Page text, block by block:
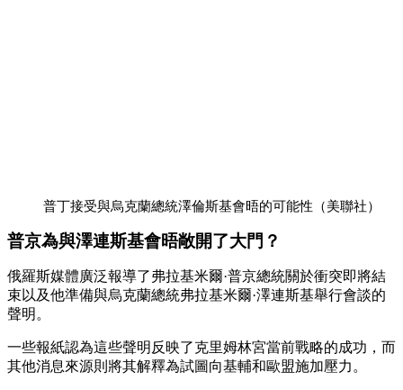
普丁接受與烏克蘭總統澤倫斯基會晤的可能性（美聯社）
普京為與澤連斯基會晤敞開了大門？
俄羅斯媒體廣泛報導了弗拉基米爾·普京總統關於衝突即將結
束以及他準備與烏克蘭總統弗拉基米爾·澤連斯基舉行會談的
聲明。
一些報紙認為這些聲明反映了克里姆林宮當前戰略的成功，而
其他消息來源則將其解釋為試圖向基輔和歐盟施加壓力。